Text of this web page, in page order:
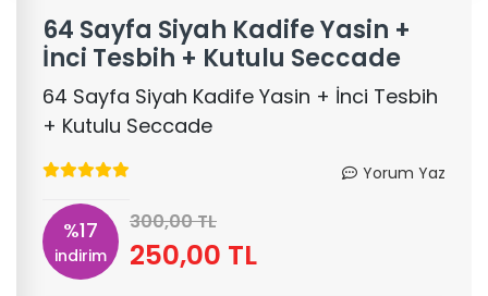
64 Sayfa Siyah Kadife Yasin +
İnci Tesbih + Kutulu Seccade
64 Sayfa Siyah Kadife Yasin + İnci Tesbih
+ Kutulu Seccade
Yorum Yaz
%17
indirim
300,00 TL
250,00 TL